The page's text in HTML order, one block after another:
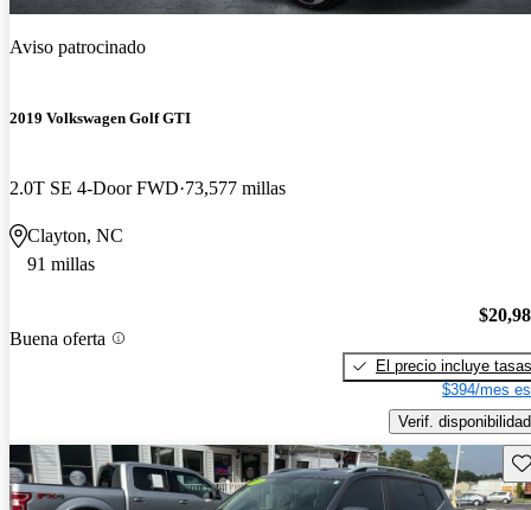
Aviso patrocinado
2019 Volkswagen Golf GTI
2.0T SE 4-Door FWD 73,577 millas
Clayton, NC
91 millas
Buena oferta
El precio incluye tasas
$394/mes
Verif. disponibilidad